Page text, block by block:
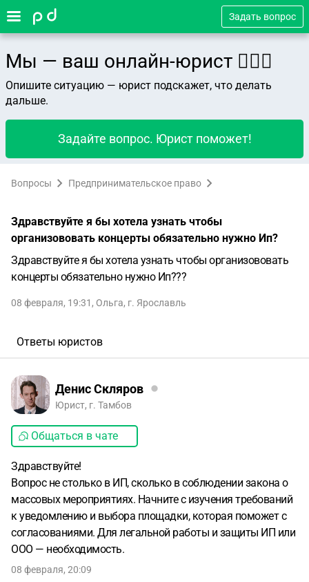
Задать вопрос
Мы — ваш онлайн-юрист 👨🏻‍⚖️
Опишите ситуацию — юрист подскажет, что делать
дальше.
Задайте вопрос. Юрист поможет!
Вопросы Предпринимательское право
Здравствуйте я бы хотела узнать чтобы
организововать концерты обязательно нужно Ип?
Здравствуйте я бы хотела узнать чтобы организововать
концерты обязательно нужно Ип???
08 февраля, 19:31 , Ольга, г. Ярославль
Ответы юристов
Денис Скляров
Юрист, г. Тамбов
Общаться в чате
Здравствуйте!
Вопрос не столько в ИП, сколько в соблюдении закона о
массовых мероприятиях. Начните с изучения требований
к уведомлению и выбора площадки, которая поможет с
согласованиями. Для легальной работы и защиты ИП или
ООО — необходимость.
08 февраля, 20:09